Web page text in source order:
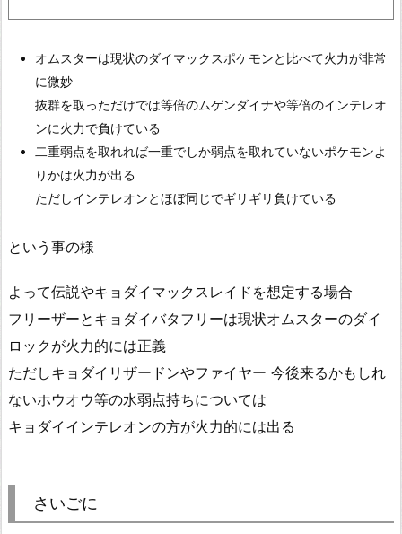
オムスターは現状のダイマックスポケモンと比べて火力が非常
に微妙
抜群を取っただけでは等倍のムゲンダイナや等倍のインテレオ
ンに火力で負けている
二重弱点を取れれば一重でしか弱点を取れていないポケモンよ
りかは火力が出る
ただしインテレオンとほぼ同じでギリギリ負けている
という事の様
よって伝説やキョダイマックスレイドを想定する場合
フリーザーとキョダイバタフリーは現状オムスターのダイ
ロックが火力的には正義
ただしキョダイリザードンやファイヤー 今後来るかもしれ
ないホウオウ等の水弱点持ちについては
キョダイインテレオンの方が火力的には出る
さいごに